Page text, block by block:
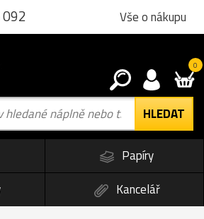
Vše o nákupu
0
Papíry
Kancelář